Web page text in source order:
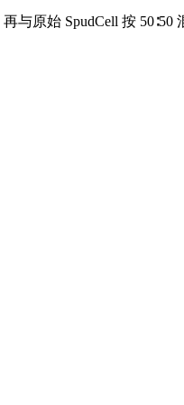
原始 SpudCell 按